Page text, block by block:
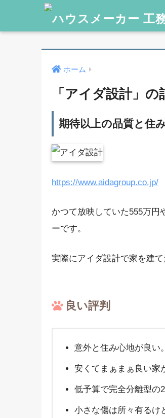
ホーム
「アイダ設計」の
期待以上の品質と住
https://www.aidagroup.co.jp/
かつて放映していた555万円
ーです。
実際にアイダ設計で家を建
良い評判
意外と住み心地が良い。
安くてまぁまぁ良い家
低予算で完全分離型の
小さな傷は所々有るけ